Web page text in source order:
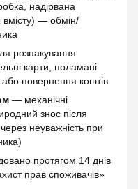
надірвана
вмісту) — обмін/
розпакування
карти, поламані
повернення коштів
— механічні
знос після
неуважність при
протягом 14 днів
прав споживачів»